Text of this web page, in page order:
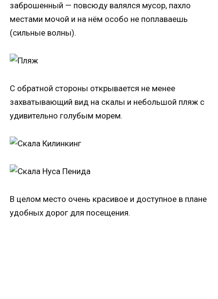
заброшенный — повсюду валялся мусор, пахло
местами мочой и на нём особо не поплаваешь
(сильные волны).
С обратной стороны открывается не менее
захватывающий вид на скалы и небольшой пляж с
удивительно голубым морем.
В целом место очень красивое и доступное в плане
удобных дорог для посещения.